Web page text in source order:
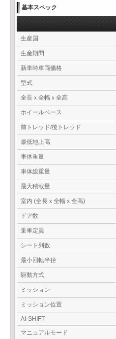
基本スペック
生産国
生産期間
新車時車両価格
型式
全長ｘ全幅ｘ全高
ホイールベース
前トレッド/後トレッド
最低地上高
車体重量
車体総重量
最大積載量
室内 (全長ｘ全幅ｘ全高)
ドア数
乗車定員
シート列数
最小回転半径
駆動方式
ミッション
ミッション位置
AI-SHIFT
マニュアルモード